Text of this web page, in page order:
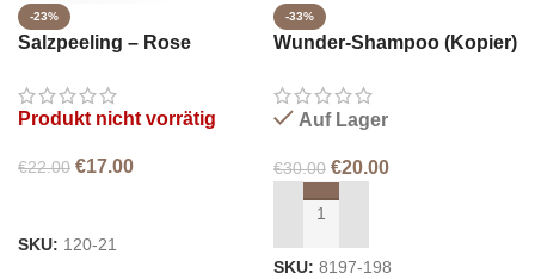
-23%
Salzpeeling – Rose
Produkt nicht vorrätig
€22.00 €17.00
SKU: 120-21
-33%
Wunder-Shampoo (Kopier)
Auf Lager
€30.00 €20.00
SKU: 8197-198